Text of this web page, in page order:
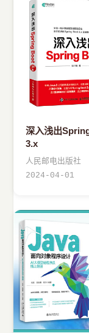
深入浅出
3.x
人民邮电出版社
2024-04-01